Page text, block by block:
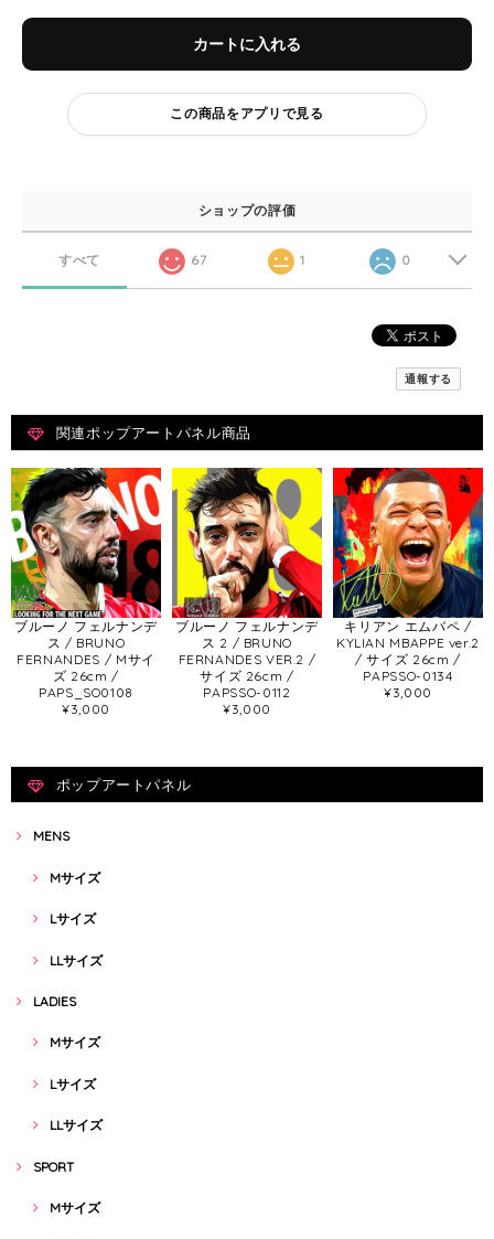
カートに入れる
この商品をアプリで見る
ショップの評価
すべて 67 1 0
通報する
関連ポップアートパネル商品
ブルーノ フェルナンデ
ス / BRUNO
FERNANDES / Mサイ
ズ 26cm /
PAPS_SO0108
¥3,000
ブルーノ フェルナンデ
ス 2 / BRUNO
FERNANDES VER.2 /
サイズ 26cm /
PAPSSO-0112
¥3,000
キリアン エムバペ /
KYLIAN MBAPPE ver.2
/ サイズ 26cm /
PAPSSO-0134
¥3,000
ポップアートパネル
MENS
Mサイズ
Lサイズ
LLサイズ
LADIES
Mサイズ
Lサイズ
LLサイズ
SPORT
Mサイズ